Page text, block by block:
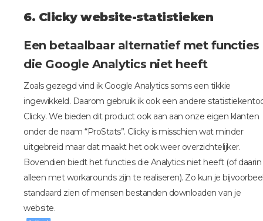
6. Clicky website-statistieken
Een betaalbaar alternatief met functies
die Google Analytics niet heeft
Zoals gezegd vind ik Google Analytics soms een tikkie
ingewikkeld. Daarom gebruik ik ook een andere
Clicky. We bieden dit product ook aan aan onze eigen klanten
onder de naam “ProStats”. Clicky is misschien wat minder
uitgebreid maar dat maakt het ook weer overzichtelijker.
Bovendien biedt het functies die Analytics niet heeft (of daarin
alleen met workarounds zijn te realiseren). Zo kun je
standaard zien of mensen bestanden downloaden van je
website.